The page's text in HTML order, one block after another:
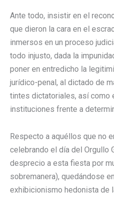
Ante todo, insistir en el
que dieron la cara en el
inmersos en un proceso
todo injusto, dada la
poner en entredicho la
jurídico-penal, al dictado de
tintes dictatoriales, así como
instituciones frente a
Respecto a aquéllos que no
celebrando el día del Orgullo
desprecio a esta fiesta por
sobremanera), quedándose
exhibicionismo hedonista de